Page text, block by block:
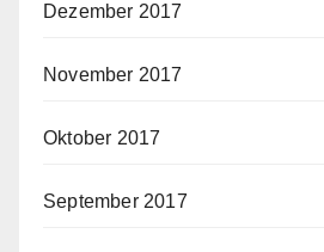
Dezember 2017
November 2017
Oktober 2017
September 2017